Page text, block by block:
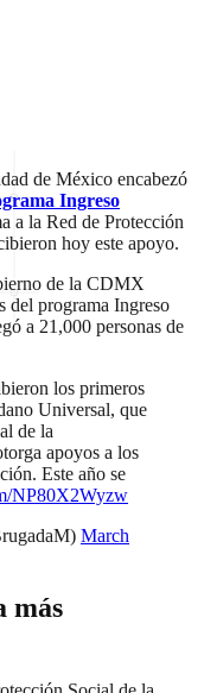
de México encabezó
Ingreso
a la Red de Protección
hoy este apoyo.
de la CDMX
del programa Ingreso
a 21,000 personas de
los primeros
Universal, que
de la
apoyos a los
Este año se
NP80X2Wyzw
March
más